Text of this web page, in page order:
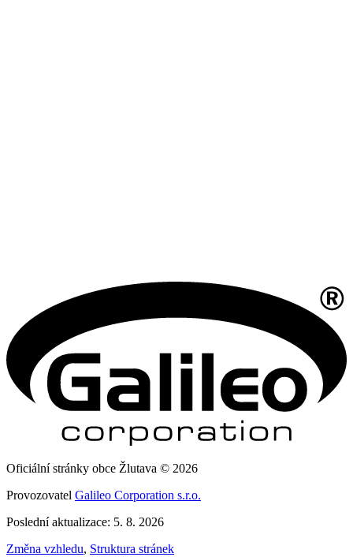
Oficiální stránky obce Žlutava © 2026
Provozovatel Galileo Corporation s.r.o.
Poslední aktualizace: 5. 8. 2026
Změna vzhledu, Struktura stránek